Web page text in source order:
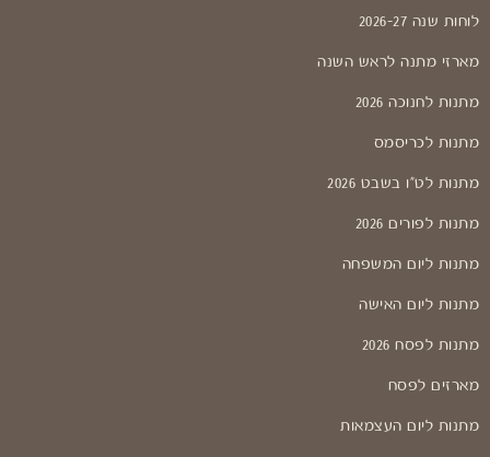
לוחות שנה 2026-27
מארזי מתנה לראש השנה
מתנות לחנוכה 2026
מתנות לכריסמס
מתנות לט"ו בשבט 2026
מתנות לפורים 2026
מתנות ליום המשפחה
מתנות ליום האישה
מתנות לפסח 2026
מארזים לפסח
מתנות ליום העצמאות